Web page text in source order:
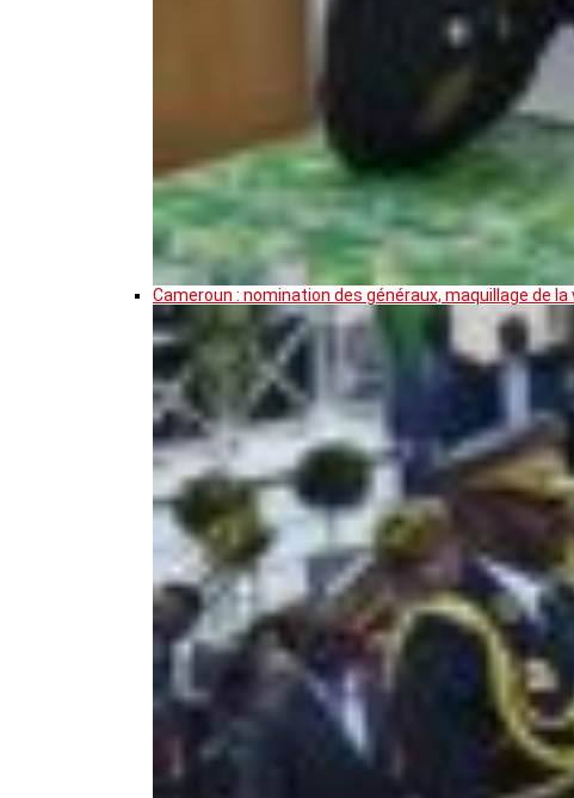
Cameroun : nomination des généraux, maquillage de